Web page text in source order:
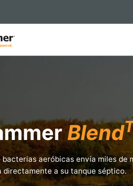
Blend
aeróbicas envía miles
directamente a su tanque séptico.